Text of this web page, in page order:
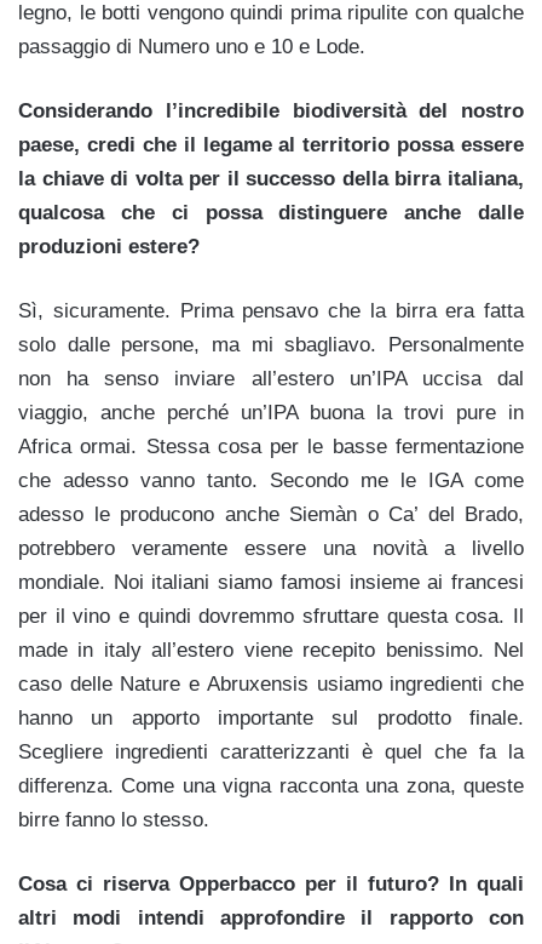
legno, le botti vengono quindi prima ripulite con qualche
passaggio di Numero uno e 10 e Lode.
Considerando l’incredibile biodiversità del nostro
paese, credi che il legame al territorio possa essere
la chiave di volta per il successo della birra italiana,
qualcosa che ci possa distinguere anche dalle
produzioni estere?
Sì, sicuramente. Prima pensavo che la birra era fatta
solo dalle persone, ma mi sbagliavo. Personalmente
non ha senso inviare all’estero un’IPA uccisa dal
viaggio, anche perché un’IPA buona la trovi pure in
Africa ormai. Stessa cosa per le basse fermentazione
che adesso vanno tanto. Secondo me le IGA come
adesso le producono anche Siemàn o Ca’ del Brado,
potrebbero veramente essere una novità a livello
mondiale. Noi italiani siamo famosi insieme ai francesi
per il vino e quindi dovremmo sfruttare questa cosa. Il
made in italy all’estero viene recepito benissimo. Nel
caso delle Nature e Abruxensis usiamo ingredienti che
hanno un apporto importante sul prodotto finale.
Scegliere ingredienti caratterizzanti è quel che fa la
differenza. Come una vigna racconta una zona, queste
birre fanno lo stesso.
Cosa ci riserva Opperbacco per il futuro? In quali
altri modi intendi approfondire il rapporto con